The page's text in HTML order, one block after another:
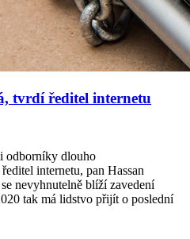
tvrdí ředitel internetu
odborníky dlouho
internetu, pan Hassan
nevyhnutelně blíží zavedení
tak má lidstvo přijít o poslední